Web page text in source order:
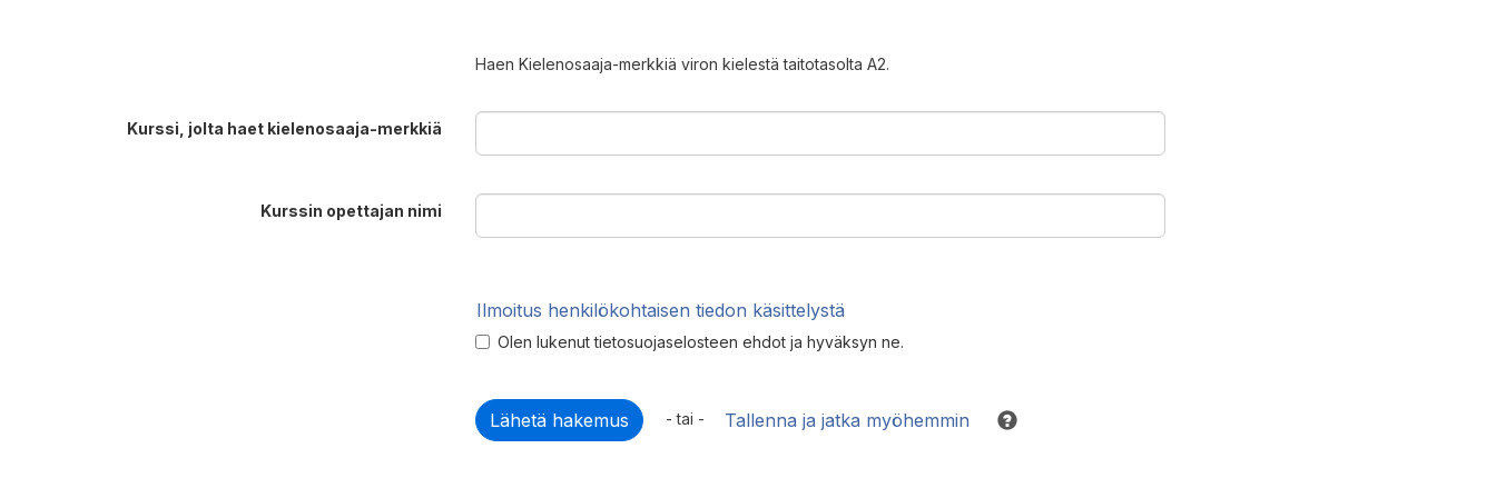
Haen Kielenosaaja-merkkiä viron kielestä taitotasolta A2.
Kurssi, jolta haet kielenosaaja-merkkiä
Kurssin opettajan nimi
Ilmoitus henkilökohtaisen tiedon käsittelystä
Olen lukenut tietosuojaselosteen ehdot ja hyväksyn ne.
- tai - Tallenna ja jatka myöhemmin